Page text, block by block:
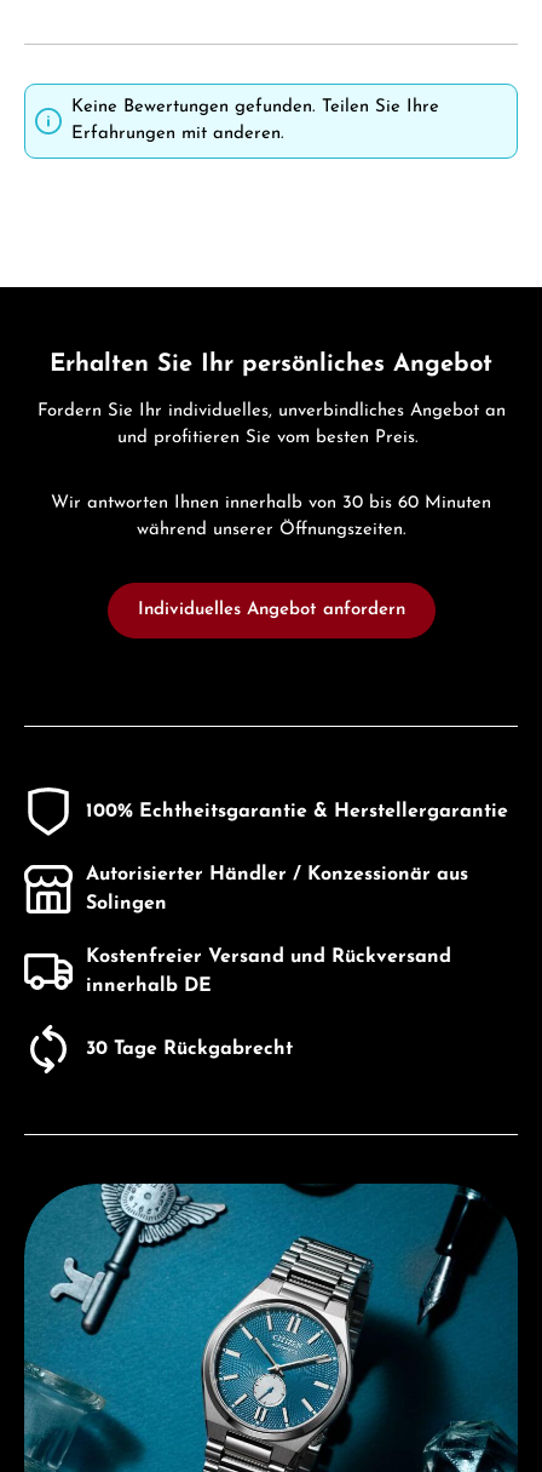
Keine Bewertungen gefunden. Teilen Sie Ihre
Erfahrungen mit anderen.
Erhalten Sie Ihr persönliches Angebot
Fordern Sie Ihr individuelles, unverbindliches Angebot an
und profitieren Sie vom besten Preis.
Wir antworten Ihnen innerhalb von 30 bis 60 Minuten
während unserer Öffnungszeiten.
Individuelles Angebot anfordern
100% Echtheitsgarantie & Herstellergarantie
Autorisierter Händler / Konzessionär aus
Solingen
Kostenfreier Versand und Rückversand
innerhalb DE
30 Tage Rückgabrecht
Entdecken Sie Citizen